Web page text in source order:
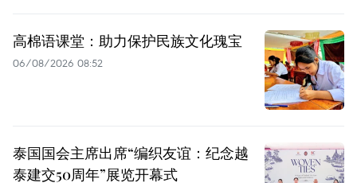
高棉语课堂：助力保护民族文化瑰宝
06/08/2026 08:52
泰国国会主席出席“编织友谊：纪念越
泰建交50周年”展览开幕式